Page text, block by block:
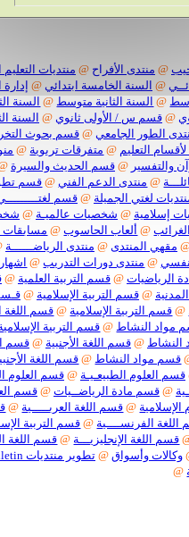
@منتدى الأفراح @منتديات التعليم
@السنة الخامسة ابتدائي @ إدارة
@السنة الثانية متوسط @السنة
قسم س / الأولى ثانوي @السنة
الطور الجامعي @قسم بحوث التخرج
التعليم @متفرقات تربوية @
@ قسم الحديث والسيرة @
@منتدى الدعم الفني @قسم تطوير
لغتي الجميلة @قسم لغتـــــــــي
@شخصيات عالميـة @
@ألعاب الحاسوب @مسابقات
المنتدى @منتدى الرياضــــــة @
@منتدى دورات التدريب @اشهار
@قسم التربية العلمية @
@قسم التربية الإسلامية @قـسم
التربية الإسلامية @قسم اللغة
النشاط @قسم التربية الإسلامية @
@قسم اللغة الأجنبية @قسم
مواد النشاط @قسم اللغة الأجنبية
العلوم الطبيعـيـة @قسم العلوم
قسم مادة الرياضــيات @قسم العلوم
@قسم اللغة العربـــــية @قسم
الفرنســــية @قسم التربية
اللغة الإنجليزيـــة @قسم اللغة
وأسواق @تطوير منتديات Vbulletin